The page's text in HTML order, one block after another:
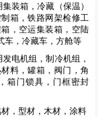
装箱，冷藏（保温）
箱，铁路网架检修工
，空运集装箱，空陆
车，冷藏车，方舱等
电机组，制冷机组，
料，罐箱，阀门，角
箱门锁具，门框密封
，型材，木材，涂料